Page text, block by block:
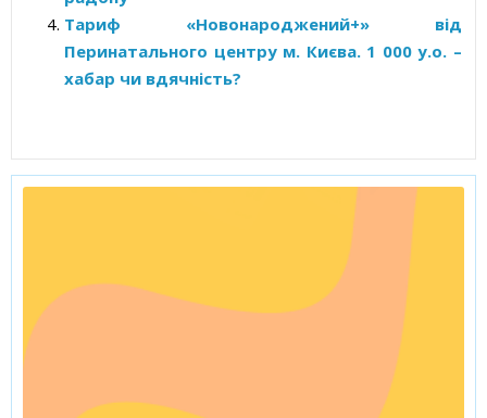
Тариф «Новонароджений+» від
Перинатального центру м. Києва. 1 000 у.о. –
хабар чи вдячність?